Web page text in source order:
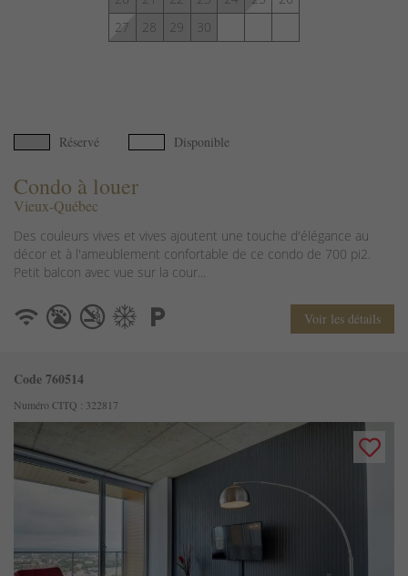
27
28 29 30
Réservé Disponible
Condo à louer
Vieux-Québec
Des couleurs vives et vives ajoutent une touche d'élégance au
décor et à l'ameublement confortable de ce condo de 700 pi2.
Petit balcon avec vue sur la cour...
Voir les détails
Code 760514
Numéro CITQ : 322817